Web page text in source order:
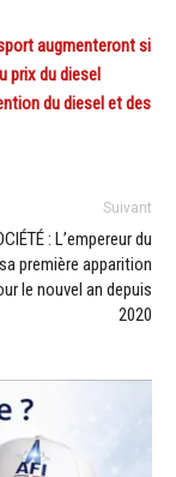
augmenteront si
prix du diesel
du diesel et des
Suivant
: L’empereur du
première apparition
le nouvel an depuis
2020